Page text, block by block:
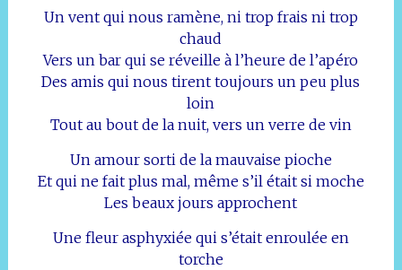
Un vent qui nous ramène, ni trop frais ni trop
chaud
Vers un bar qui se réveille à l’heure de l’apéro
Des amis qui nous tirent toujours un peu plus
loin
Tout au bout de la nuit, vers un verre de vin
Un amour sorti de la mauvaise pioche
Et qui ne fait plus mal, même s’il était si moche
Les beaux jours approchent
Une fleur asphyxiée qui s’était enroulée en
torche